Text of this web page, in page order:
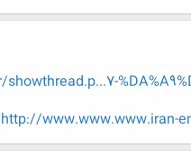
http://www.www.www.iran-